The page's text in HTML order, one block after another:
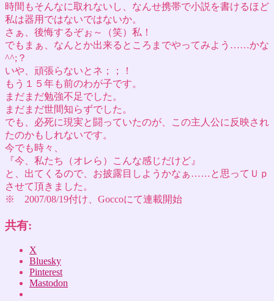
時間もそんなに取れないし、なんせ携帯で小説を書けるほど
私は器用ではないではないか。
さぁ、後悔するぞぉ～（笑）私！
でもまぁ、なんとか出来るところまでやってみよう……かな
^^;？
いや、頑張らないとネ；；！
もう１５年も前のわが子です。
まだまだ勉強不足でした。
まだまだ世間知らずでした。
でも、必死に現実と闘っていたのが、この主人公に反映され
たのかもしれないです。
今でも時々、
『今、私たち（オレら）こんな感じだけど』
と、出てくるので、お披露目しようかなぁ……と思ってＵｐ
させて頂きました。
※ 2007/08/19付け、Goccoにて連載開始
共有:
X
Bluesky
Pinterest
Mastodon